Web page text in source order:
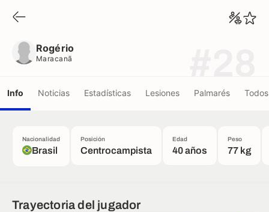
Rogério
Maracanã
Info Noticias Estadísticas Lesiones Palmarés
Nacionalidad
Brasil
Posición
Centrocampista
Edad
40 años
Peso
77 kg
Trayectoria del jugador